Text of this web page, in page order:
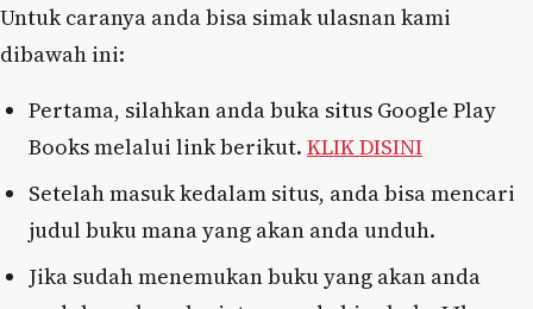
Untuk caranya anda bisa simak ulasnan kami
dibawah ini:
Pertama, silahkan anda buka situs Google Play
Books melalui link berikut. KLIK DISINI
Setelah masuk kedalam situs, anda bisa mencari
judul buku mana yang akan anda unduh.
Jika sudah menemukan buku yang akan anda